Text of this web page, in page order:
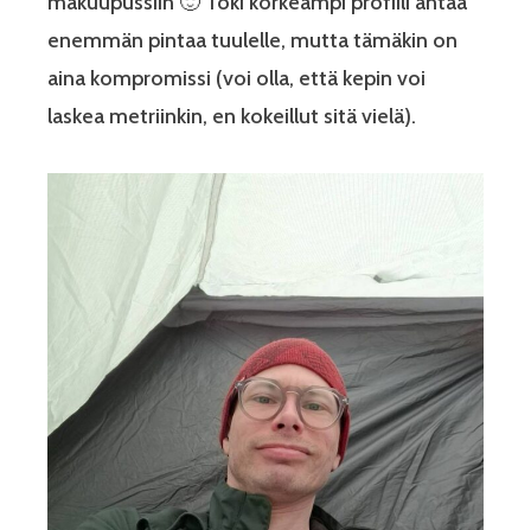
enemmän pintaa tuulelle, mutta tämäkin on
aina kompromissi (voi olla, että kepin voi
laskea metriinkin, en kokeillut sitä vielä).